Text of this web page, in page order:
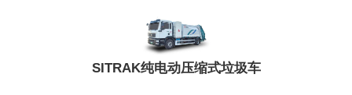
SITRAK纯电动压缩式垃圾车